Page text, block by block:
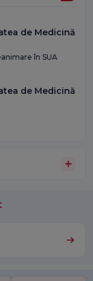
de Medicină
în SUA
de Medicină